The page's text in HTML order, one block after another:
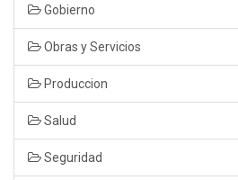
Gobierno
Obras y Servicios
Produccion
Salud
Seguridad